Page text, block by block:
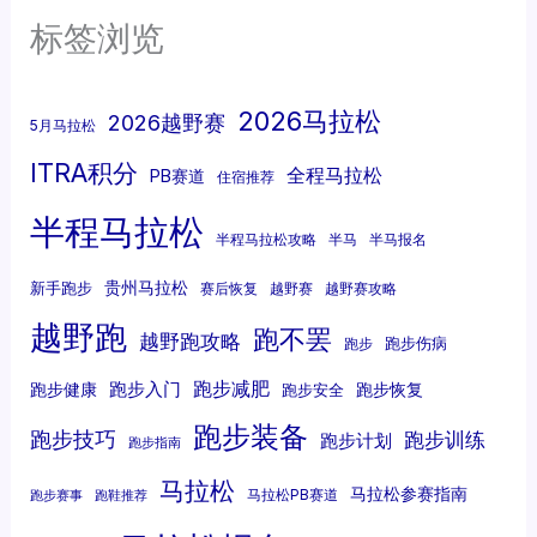
标签浏览
5月马拉松 2026越野赛 2026马拉松
ITRA积分 PB赛道 住宿推荐 全程马拉松
半程马拉松 半程马拉松攻略 半马 半马报名
新手跑步 贵州马拉松 赛后恢复 越野赛 越野赛攻略
越野跑 越野跑攻略 跑不罢 跑步 跑步伤病
跑步健康 跑步入门 跑步减肥 跑步安全 跑步恢复
跑步技巧 跑步指南 跑步装备 跑步计划 跑步训练
跑步赛事 跑鞋推荐 马拉松 马拉松PB赛道 马拉松参赛指南